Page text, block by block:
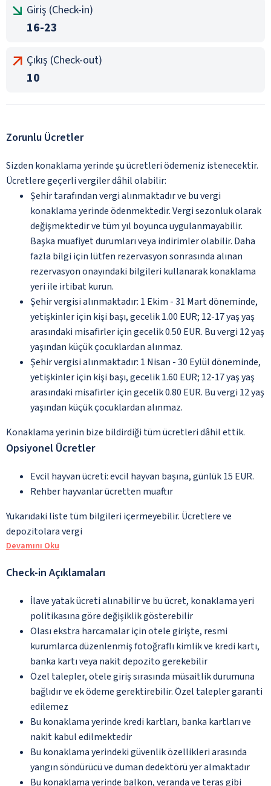
Giriş (Check-in)
16-23
Çıkış (Check-out)
10
Zorunlu Ücretler
Sizden konaklama yerinde şu ücretleri ödemeniz istenecektir.
Ücretlere geçerli vergiler dâhil olabilir:
Şehir tarafından vergi alınmaktadır ve bu vergi
konaklama yerinde ödenmektedir. Vergi sezonluk olarak
değişmektedir ve tüm yıl boyunca uygulanmayabilir.
Başka muafiyet durumları veya indirimler olabilir. Daha
fazla bilgi için lütfen rezervasyon sonrasında alınan
rezervasyon onayındaki bilgileri kullanarak konaklama
yeri ile irtibat kurun.
Şehir vergisi alınmaktadır: 1 Ekim - 31 Mart döneminde,
yetişkinler için kişi başı, gecelik 1.00 EUR; 12-17 yaş yaş
arasındaki misafirler için gecelik 0.50 EUR. Bu vergi 12 yaş
yaşından küçük çocuklardan alınmaz.
Şehir vergisi alınmaktadır: 1 Nisan - 30 Eylül döneminde,
yetişkinler için kişi başı, gecelik 1.60 EUR; 12-17 yaş yaş
arasındaki misafirler için gecelik 0.80 EUR. Bu vergi 12 yaş
yaşından küçük çocuklardan alınmaz.
Konaklama yerinin bize bildirdiği tüm ücretleri dâhil ettik.
Opsiyonel Ücretler
Evcil hayvan ücreti: evcil hayvan başına, günlük 15 EUR.
Rehber hayvanlar ücretten muaftır
Yukarıdaki liste tüm bilgileri içermeyebilir. Ücretlere ve
depozitolara vergi
Devamını Oku
Check-in Açıklamaları
İlave yatak ücreti alınabilir ve bu ücret, konaklama yeri
politikasına göre değişiklik gösterebilir
Olası ekstra harcamalar için otele girişte, resmi
kurumlarca düzenlenmiş fotoğraflı kimlik ve kredi kartı,
banka kartı veya nakit depozito gerekebilir
Özel talepler, otele giriş sırasında müsaitlik durumuna
bağlıdır ve ek ödeme gerektirebilir. Özel talepler garanti
edilemez
Bu konaklama yerinde kredi kartları, banka kartları ve
nakit kabul edilmektedir
Bu konaklama yerindeki güvenlik özellikleri arasında
yangın söndürücü ve duman dedektörü yer almaktadır
Bu konaklama yerinde balkon, veranda ve teras gibi